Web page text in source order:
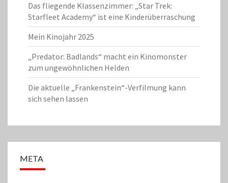
Das fliegende Klassenzimmer: „Star Trek:
Starfleet Academy“ ist eine Kinderüberraschung
Mein Kinojahr 2025
„Predator: Badlands“ macht ein Kinomonster
zum ungewöhnlichen Helden
Die aktuelle „Frankenstein“-Verfilmung kann
sich sehen lassen
META